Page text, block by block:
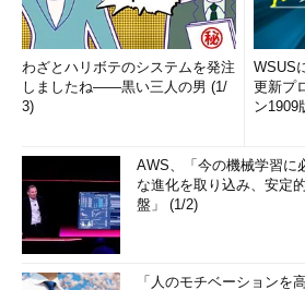
わざとハリボテのシステムを発注
しましたね――黒い三人の男 (1/
3)
WSUS
更新プ
ン1909
AWS、「今の機械学習に
な進化を取り込み、安定
盤」 (1/2)
「人のモチベーションを